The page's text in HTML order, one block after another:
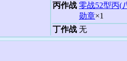
丙作战 零战52型丙(
勋章×1
丁作战 无